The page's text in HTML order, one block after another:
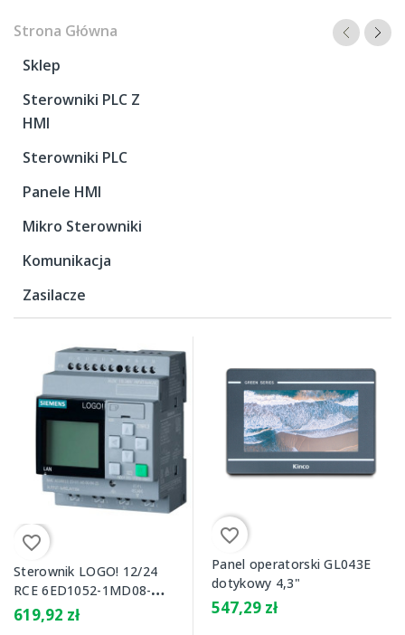
Strona Główna
Sklep
Sterowniki PLC Z
HMI
Sterowniki PLC
Panele HMI
Mikro Sterowniki
Komunikacja
Zasilacze
favorite_border
Sterownik LOGO! 12/24
RCE 6ED1052-1MD08-
0BA2
619,92 zł
favorite_border
Panel operatorski GL043E
dotykowy 4,3"
547,29 zł